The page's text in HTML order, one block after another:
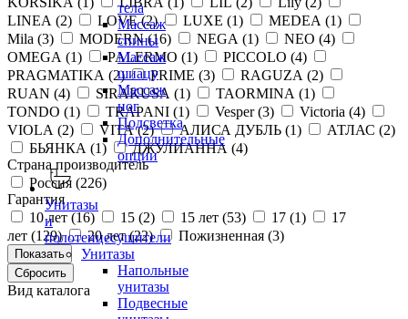
тела
Массаж
спины
Массаж
шиацу
Массаж
ног
Подсветка
Дополнительные
опции
Унитазы
и
полотенцесушители
Унитазы
Напольные
унитазы
Подвесные
LINEA (2) LOVE (2) LUXE (1) MEDEA (1)
Mila (3) MODERN (16) NEGA (1) NEO (4)
OMEGA (1) PALERMO (1) PICCOLO (4)
PRAGMATIKA (2) PRIME (3) RAGUZA (2)
RUAN (4) SIRAKUSA (1) TAORMINA (1)
TONDO (1) TRAPANI (1) Vesper (3) Victoria (4)
VIOLA (2) VITA (2) АЛИСА ДУБЛЬ (1) АТЛАС (2)
БЬЯНКА (1) ДЖУЛИАННА (4)
Страна производитель
Россия (226)
Гарантия
10 лет (16) 15 (2) 15 лет (53) 17 (1)
17
лет (129) 20 лет (22) Пожизненная (3)
Вид каталога